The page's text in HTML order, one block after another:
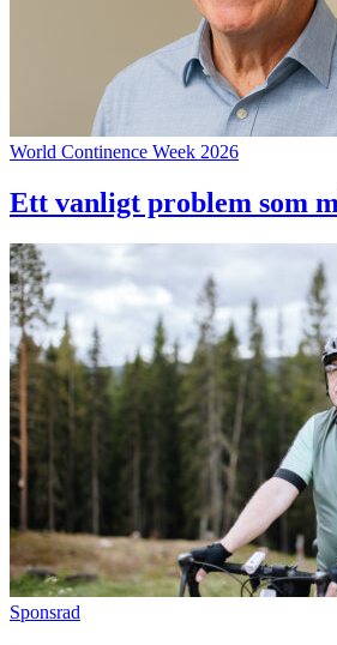
World Continence Week 2026
Ett vanligt problem som
Sponsrad